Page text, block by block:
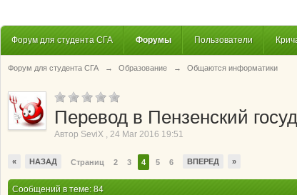
Форум для студента СГА Форумы Пользователи
Форум для студента СГА → Образование → Общаются информатики
Перевод в Пензенский
Автор SeviX , 24 Mar 2016 19:51
« НАЗАД Страниц 2 3 4 5 6 ВПЕРЕД »
Сообщений в теме: 84